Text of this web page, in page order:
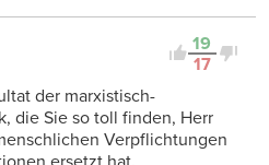
19
17
der marxistisch-
die Sie so toll finden, Herr
Verpflichtungen